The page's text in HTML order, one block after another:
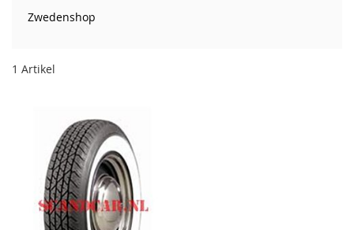
1 Artikel
Zwedenshop